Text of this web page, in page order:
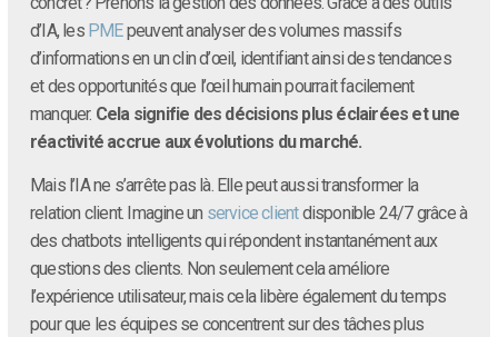
d’IA, les PMEpeuvent analyser des volumes massifs
d’informations en un clin d’œil, identifiant ainsi des tendances
et des opportunités que l’œil humain pourrait facilement
manquer. Cela signifie des décisions plus éclairées et une
réactivité accrue aux évolutions du marché.
Mais l’IA ne s’arrête pas là. Elle peut aussi transformer la
relation client. Imagine un service clientdisponible 24/7 grâce à
des chatbots intelligents qui répondent instantanément aux
questions des clients. Non seulement cela améliore
l’expérience utilisateur, mais cela libère également du temps
pour que les équipes se concentrent sur des tâches plus